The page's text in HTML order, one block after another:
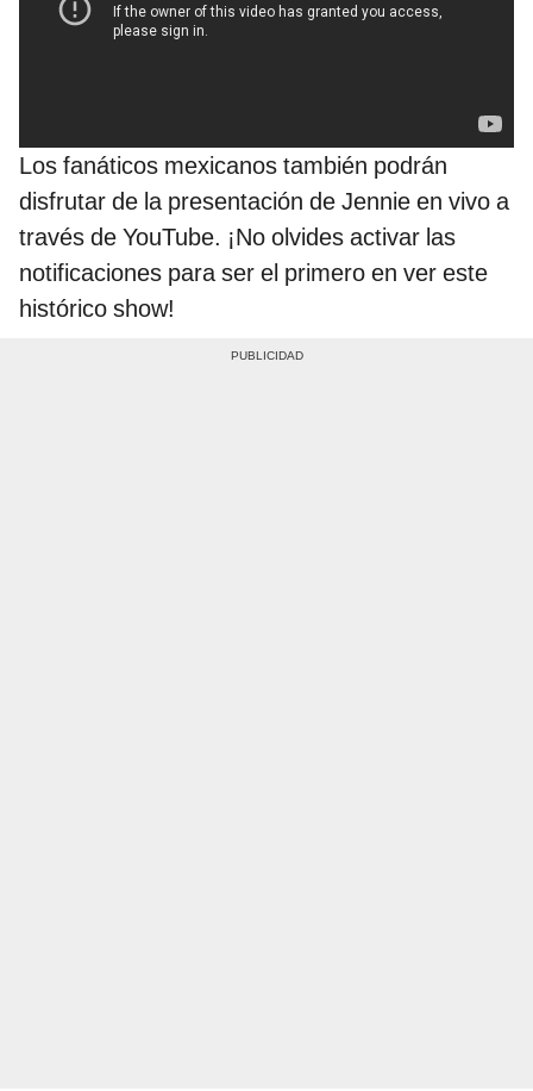
Los fanáticos mexicanos también podrán
disfrutar de la presentación de Jennie en vivo a
través de YouTube. ¡No olvides activar las
notificaciones para ser el primero en ver este
histórico show!